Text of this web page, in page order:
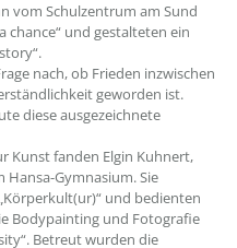
vom Schulzentrum am Sund
chance“ und gestalteten ein
nach, ob Frieden inzwischen
geworden ist.
diese ausgezeichnete
Kunst fanden Elgin Kuhnert,
Gymnasium. Sie
und bedienten
Bodypainting und Fotografie
Betreut wurden die